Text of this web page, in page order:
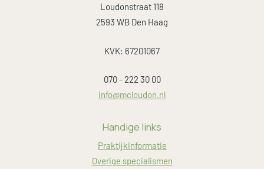
Loudonstraat 118
2593 WB Den Haag
KVK: 67201067
070 - 222 30 00
info@mcloudon.nl
Handige links
Praktijkinformatie
Overige specialismen